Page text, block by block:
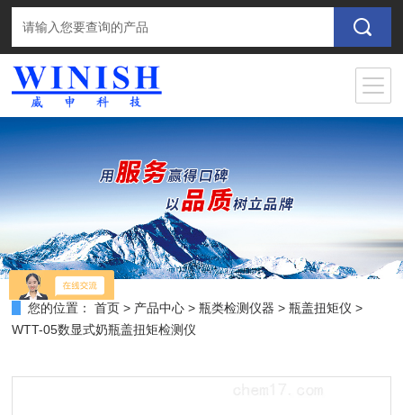
您的位置： 首页 > 产品中心 >瓶类检测仪器 >瓶盖扭矩仪 >
WTT-05数显式奶瓶盖扭矩检测仪